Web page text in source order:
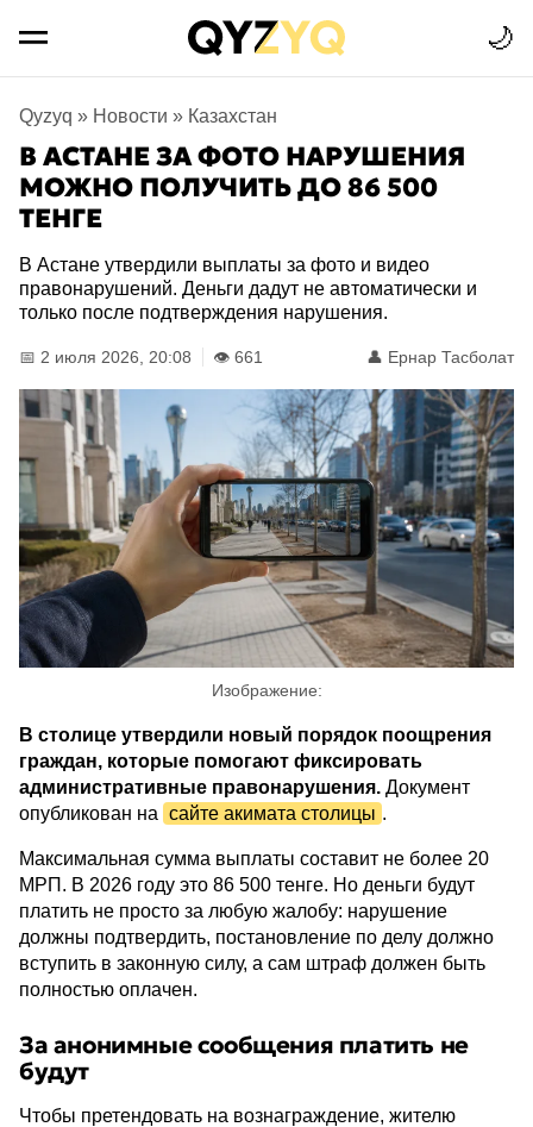
🌙
Qyzyq » Новости » Казахстан
В АСТАНЕ ЗА ФОТО НАРУШЕНИЯ
МОЖНО ПОЛУЧИТЬ ДО 86 500
ТЕНГЕ
В Астане утвердили выплаты за фото и видео
правонарушений. Деньги дадут не автоматически и
только после подтверждения нарушения.
📅 2 июля 2026, 20:08 👁️ 661 👤 Ернар Тасболат
Изображение:
В столице утвердили новый порядок поощрения
граждан, которые помогают фиксировать
административные правонарушения. Документ
опубликован на сайте акимата столицы .
Максимальная сумма выплаты составит не более 20
МРП. В 2026 году это 86 500 тенге. Но деньги будут
платить не просто за любую жалобу: нарушение
должны подтвердить, постановление по делу должно
вступить в законную силу, а сам штраф должен быть
полностью оплачен.
За анонимные сообщения платить не
будут
Чтобы претендовать на вознаграждение, жителю